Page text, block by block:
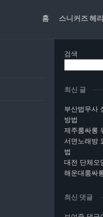
홈 스니커즈 헤
검색
최신 글
부산법무사
방법
제주룸싸롱
서면노래방
법
대전 단체모
해운대룸싸
최신 댓글